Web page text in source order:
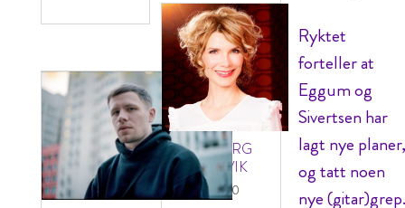
HERBORG
KRÅKEVIK
7. feb 2020
Ryktet
forteller at
Eggum og
Sivertsen har
lagt nye
og tatt noen
nye